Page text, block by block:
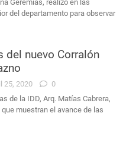
Geremías, realizó en las
del departamento para observar
del nuevo Corralón
25, 2020
0
de la IDD, Arq. Matías Cabrera,
muestran el avance de las